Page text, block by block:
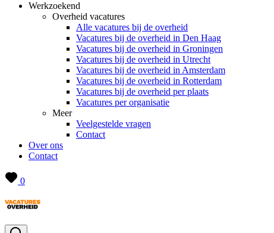
Werkzoekend
Overheid vacatures
Alle vacatures bij de overheid
Vacatures bij de overheid in Den Haag
Vacatures bij de overheid in Groningen
Vacatures bij de overheid in Utrecht
Vacatures bij de overheid in Amsterdam
Vacatures bij de overheid in Rotterdam
Vacatures bij de overheid per plaats
Vacatures per organisatie
Meer
Veelgestelde vragen
Contact
Over ons
Contact
0